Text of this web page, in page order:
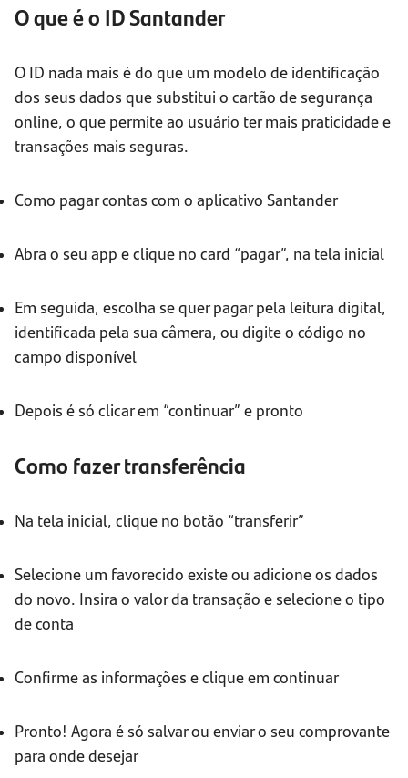
O que é o ID Santander
O ID nada mais é do que um modelo de identificação
dos seus dados que substitui o cartão de segurança
online, o que permite ao usuário ter mais praticidade e
transações mais seguras.
Como pagar contas com o aplicativo Santander
Abra o seu app e clique no card “pagar”, na tela inicial
Em seguida, escolha se quer pagar pela leitura digital,
identificada pela sua câmera, ou digite o código no
campo disponível
Depois é só clicar em “continuar” e pronto
Como fazer transferência
Na tela inicial, clique no botão “transferir”
Selecione um favorecido existe ou adicione os dados
do novo. Insira o valor da transação e selecione o tipo
de conta
Confirme as informações e clique em continuar
Pronto! Agora é só salvar ou enviar o seu comprovante
para onde desejar